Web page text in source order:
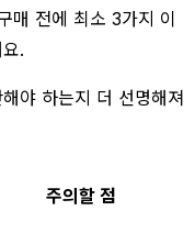
매 전에 최소 3가지 이
.
야 하는지 더 선명해져
주의할 점